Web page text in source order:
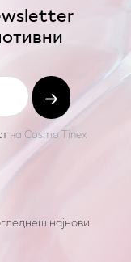
на Cosmo Tinex
најнови